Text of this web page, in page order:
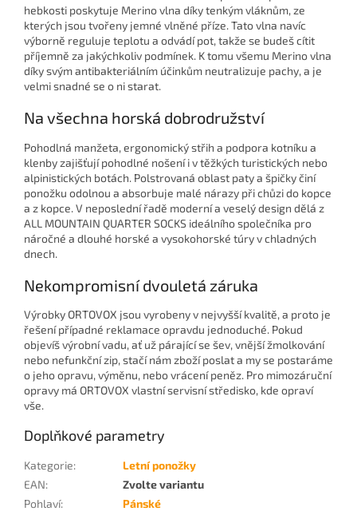
hebkosti poskytuje Merino vlna díky tenkým vláknům, ze
kterých jsou tvořeny jemné vlněné příze. Tato vlna navíc
výborně reguluje teplotu a odvádí pot, takže se budeš cítit
příjemně za jakýchkoliv podmínek. K tomu všemu Merino vlna
díky svým antibakteriálním účinkům neutralizuje pachy, a je
velmi snadné se o ni starat.
Na všechna horská dobrodružství
Pohodlná manžeta, ergonomický střih a podpora kotníku a
klenby zajišťují pohodlné nošení i v těžkých turistických nebo
alpinistických botách. Polstrovaná oblast paty a špičky činí
ponožku odolnou a absorbuje malé nárazy při chůzi do kopce
a z kopce. V neposlední řadě moderní a veselý design dělá z
ALL MOUNTAIN QUARTER SOCKS ideálního společníka pro
náročné a dlouhé horské a vysokohorské túry v chladných
dnech.
Nekompromisní dvouletá záruka
Výrobky ORTOVOX jsou vyrobeny v nejvyšší kvalitě, a proto je
řešení případné reklamace opravdu jednoduché. Pokud
objevíš výrobní vadu, ať už párající se šev, vnější žmolkování
nebo nefunkční zip, stačí nám zboží poslat a my se postaráme
o jeho opravu, výměnu, nebo vrácení peněz. Pro mimozáruční
opravy má ORTOVOX vlastní servisní středisko, kde opraví
vše.
Doplňkové parametry
Kategorie:
Letní ponožky
EAN:
Zvolte variantu
Pohlaví:
Pánské